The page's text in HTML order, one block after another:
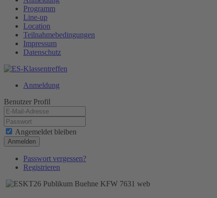
Programm
Line-up
Location
Teilnahmebedingungen
Impressum
Datenschutz
Anmeldung
Benutzer Profil
Angemeldet bleiben
Anmelden
Passwort vergessen?
Registrieren